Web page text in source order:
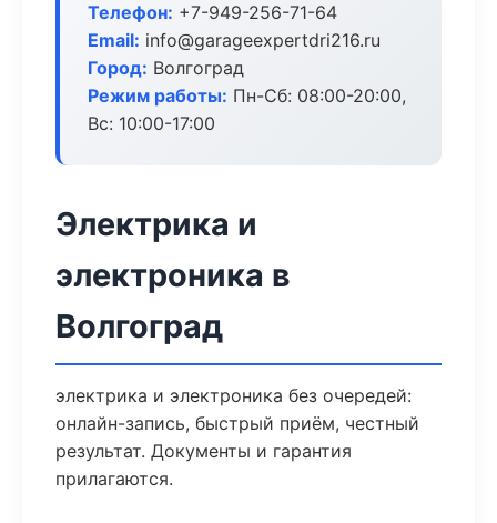
Телефон: +7-949-256-71-64
Email: info@garageexpertdri216.ru
Город: Волгоград
Режим работы: Пн-Сб: 08:00-20:00,
Вс: 10:00-17:00
Электрика и
электроника в
Волгоград
электрика и электроника без очередей:
онлайн-запись, быстрый приём, честный
результат. Документы и гарантия
прилагаются.